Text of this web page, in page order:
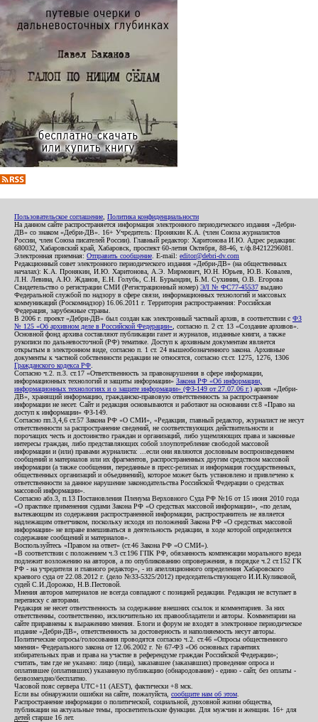
Пользовательское соглашение Политика конфиденциальности
На данном сайте распространяется информация электронного периодического издания «Дебри-
ДВ» со знаком «Дебри-ДВ». 16+ Учредитель: Пронякин К.А. (член Союза журналистов
России, член Союза писателей России). Главный редактор: Харитонова И.Ю. Адрес редакции:
680032, Хабаровский край, Хабаровск, проспект 60-летия Октября, 88-46, т./ф.84212296081.
Электронная приемная: Отправить сообщение . E-mail: editor@debri-dv.com
Редакционный совет электронного периодического издания «Дебри-ДВ» (на общественных
началах): К.А. Пронякин, И.Ю. Харитонова, А.Э. Мирмович, Ю.Н. Юрьев, Ю.В. Ковалев,
Л.Н. Левина, А.Ю. Жданов, Е.Н. Голубь, С.Н. Бурындин, Б.М. Сухинин, О.В. Егорова
Свидетельство о регистрации СМИ (Регистрационный номер) ЭЛ № ФС77-45537 выдано
Федеральной службой по надзору в сфере связи, информационных технологий и массовых
коммуникаций (Роскомнадзор) 16.06.2011 г. Территория распространения: Российская
Федерация, зарубежные страны.
В 2006 г. проект «Дебри-ДВ» был создан как электронный частный архив, в соответствии с ФЗ
№ 125 «Об архивном деле в Российской Федерации» , согласно п. 2 ст. 13 «Создание архивов».
Основной фонд архива составляют публикации газет и журналов, изданные книги, а также
рукописи по дальневосточной (РФ) тематике. Доступ к архивным документам является
открытым в электронном виде, согласно п. 1 ст. 24 вышеобозначенного закона. Архивные
документы к частной собственности редакции не относятся, согласно ст.ст. 1275, 1276, 1306
Гражданского кодекса РФ
Согласно ч.2. п.3. ст.17 «Ответственность за правонарушения в сфере информации,
информационных технологий и защиты информации» Закона РФ «Об информации,
информационных технологиях и о защите информации» (ФЗ-149 от 27.07.06 г.) архив «Дебри-
ДВ», хранящий информацию, гражданско-правовую ответственность за распространение
информации не несет. Сайт и редакция основываются и работают на основании ст.8 «Право на
доступ к информации» ФЗ-149.
Согласно пп.3,4,6 ст.57 Закона РФ «О СМИ», «Редакция, главный редактор, журналист не несут
ответственности за распространение сведений, не соответствующих действительности и
порочащих честь и достоинство граждан и организаций, либо ущемляющих права и законные
интересы граждан, либо представляющих собой злоупотребление свободой массовой
информации и (или) правами журналиста: ...если они являются дословным воспроизведением
сообщений и материалов или их фрагментов, распространенных другим средством массовой
информации (а также сообщения, переданные в пресс-релизах и информация государственных,
общественных организаций и объединений), которое может быть установлено и привлечено к
ответственности за данное нарушение законодательства Российской Федерации о средствах
массовой информации».
Согласно абз.3, п.13 Постановления Пленума Верховного Суда РФ №16 от 15 июня 2010 года
«О практике применения судами Закона РФ «О средствах массовой информации», «по делам,
вытекающим из содержания распространенной информации, распространитель не является
надлежащим ответчиком, поскольку исходя из положений Закона РФ «О средствах массовой
информации» не вправе вмешиваться в деятельность редакции, в ходе которой определяется
содержание сообщений и материалов».
Воспользуйтесь «Правом на ответ» (ст.46 Закона РФ «О СМИ»).
«В соответствии с положением ч.3 ст.196 ГПК РФ, обязанность компенсации морального вреда
подлежит возложению на авторов, а по опубликованию опровержения, в порядке ч.2 ст.152 ГК
РФ - на учредителя и главного редактор», - из апелляционного определения Хабаровского
краевого суда от 22.08.2012 г. (дело №33-5325/2012) председательствующего И.И.Куликовой,
судей С.И.Дорожко, Н.В.Пестовой.
Мнения авторов материалов не всегда совпадают с позицией редакции. Редакция не вступает в
переписку с авторами.
Редакция не несет ответственность за содержание внешних ссылок и комментариев. За них
ответственны, соответственно, исключительно их правообладатели и авторы. Комментарии на
сайте приравнены к выражению мнения. Блоги и форум не входят в электронное периодическое
издание «Дебри-ДВ», ответственность за достоверность и наполняемость несут авторы.
Политические опросы/голосования проводятся согласно ч.2. ст.46 «Опросы общественного
мнения» Федерального закона от 12.06.2002 г. № 67-ФЗ «Об основных гарантиях
избирательных прав и права на участие в референдуме граждан Российской Федерации»;
считать, там где не указано: лицо (лица), заказавшее (заказавших) проведение опроса и
оплатившее (оплативших) указанную публикацию (обнародование) - едино - сайт, без оплаты -
безвозмездно/бесплатно.
Часовой пояс сервера UTC+11 (AEST), фактически +8 мск.
Если вы обнаружили ошибки на сайте, пожалуйста, сообщите нам об этом
Распространение информации о политической, социальной, духовной жизни общества,
публикации на актуальные темы, просветительские функции. Для мужчин и женщин. 16+ для
детей старше 16 лет.